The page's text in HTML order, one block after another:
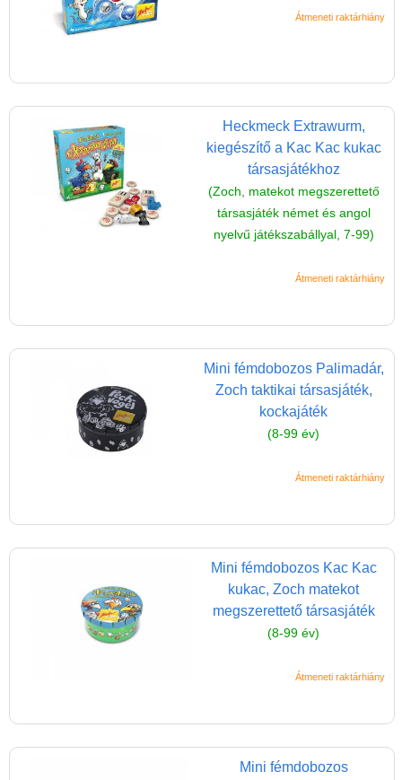
Átmeneti raktárhiány
Heckmeck Extrawurm,
kiegészítő a Kac Kac kukac
társasjátékhoz
(Zoch, matekot megszerettető
társasjáték német és angol
nyelvű játékszabállyal, 7-99)
Átmeneti raktárhiány
Mini fémdobozos Palimadár,
Zoch taktikai társasjáték,
kockajáték
(8-99 év)
Átmeneti raktárhiány
Mini fémdobozos Kac Kac
kukac, Zoch matekot
megszerettető társasjáték
(8-99 év)
Átmeneti raktárhiány
Mini fémdobozos
Tanulást segítő játék
Úti játékok, Utazó játékok
Ügyességi játékok
CSAK NÁLUNK - Egyedi
játékok
Adatkezelés
Szállítási költség 1490 Ft-tól,
Miért vásárolj nálunk?